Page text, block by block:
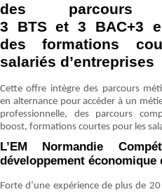
des
3 BTS et 3 BAC+3
des formations
salariés d’entreprises
Cette offre intègre des parcours
en alternance pour accéder à un
professionnelle, des parcours
boost, formations courtes pour les
L’EM Normandie
développement
Forte d’une expérience de plus de